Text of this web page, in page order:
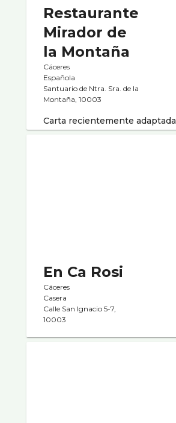
Restaurante
Mirador de
la Montaña
Cáceres
Española
Santuario de Ntra. Sra. de la
Montaña, 10003
Carta recientemente adaptada
En Ca Rosi
Cáceres
Casera
Calle San Ignacio 5-7,
10003